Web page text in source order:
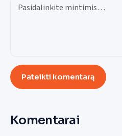
Pateikti komentarą
Komentarai